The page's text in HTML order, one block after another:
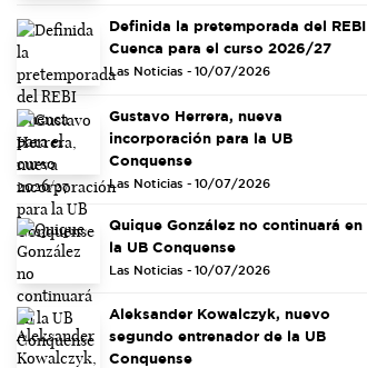
Definida la pretemporada del REBI
Cuenca para el curso 2026/27
Las Noticias - 10/07/2026
Gustavo Herrera, nueva
incorporación para la UB
Conquense
Las Noticias - 10/07/2026
Quique González no continuará en
la UB Conquense
Las Noticias - 10/07/2026
Aleksander Kowalczyk, nuevo
segundo entrenador de la UB
Conquense